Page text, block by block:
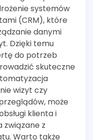
systemów
(CRM), które
danymi
Dzięki temu
do potrzeb
skuteczne
wizyt czy
może
klienta i
związane z
Warto także